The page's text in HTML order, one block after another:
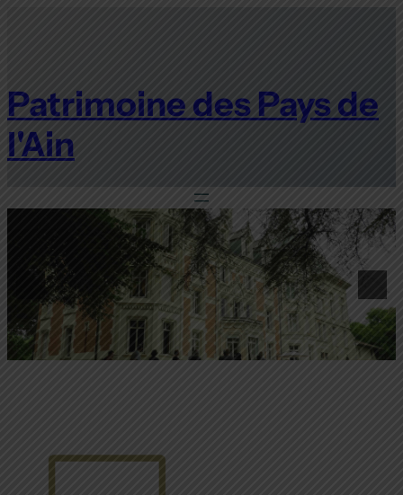
Patrimoine des Pays de
l'Ain